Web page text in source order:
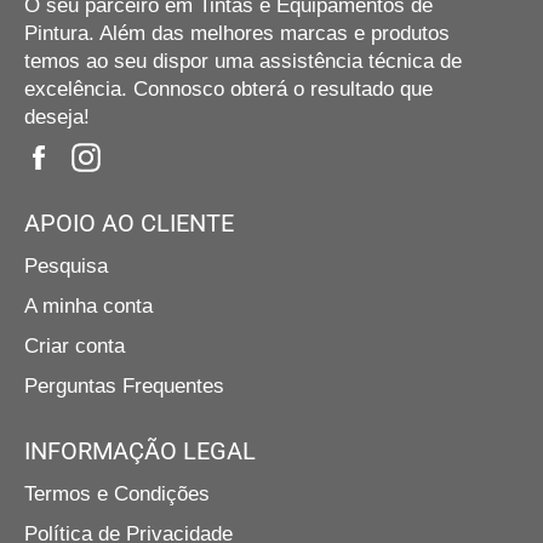
Dimensão/ furo quadrático - 9.2 x 9.2mm
Distância interna dos furos - 38mm
Peso s/ acessórios - 10.20kg
Peso c/ acessórios - 12.87kg
Acessórios:
- Tina de arrumo
- Gancho duplo p/ ferramentas
- 2x painéis perfurados c/ sistema de furos quadrático
- Gancho duplo
O seu parceiro em Tintas e Equipamentos de
Pintura. Além das melhores marcas e produtos
temos ao seu dispor uma assistência técnica de
excelência. Connosco obterá o resultado que
deseja!
Facebook
APOIO AO CLIENTE
Pesquisa
A minha conta
Criar conta
Perguntas Frequentes
INFORMAÇÃO LEGAL
Termos e Condições
Política de Privacidade